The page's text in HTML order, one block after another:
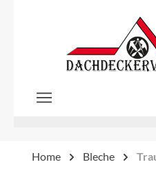
Zum Hauptinhalt springen
Home Bleche